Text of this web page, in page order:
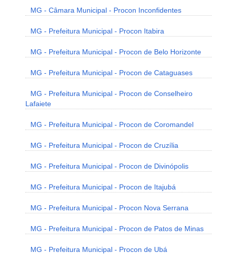
MG - Câmara Municipal - Procon Inconfidentes
MG - Prefeitura Municipal - Procon Itabira
MG - Prefeitura Municipal - Procon de Belo Horizonte
MG - Prefeitura Municipal - Procon de Cataguases
MG - Prefeitura Municipal - Procon de Conselheiro
Lafaiete
MG - Prefeitura Municipal - Procon de Coromandel
MG - Prefeitura Municipal - Procon de Cruzília
MG - Prefeitura Municipal - Procon de Divinópolis
MG - Prefeitura Municipal - Procon de Itajubá
MG - Prefeitura Municipal - Procon Nova Serrana
MG - Prefeitura Municipal - Procon de Patos de Minas
MG - Prefeitura Municipal - Procon de Ubá